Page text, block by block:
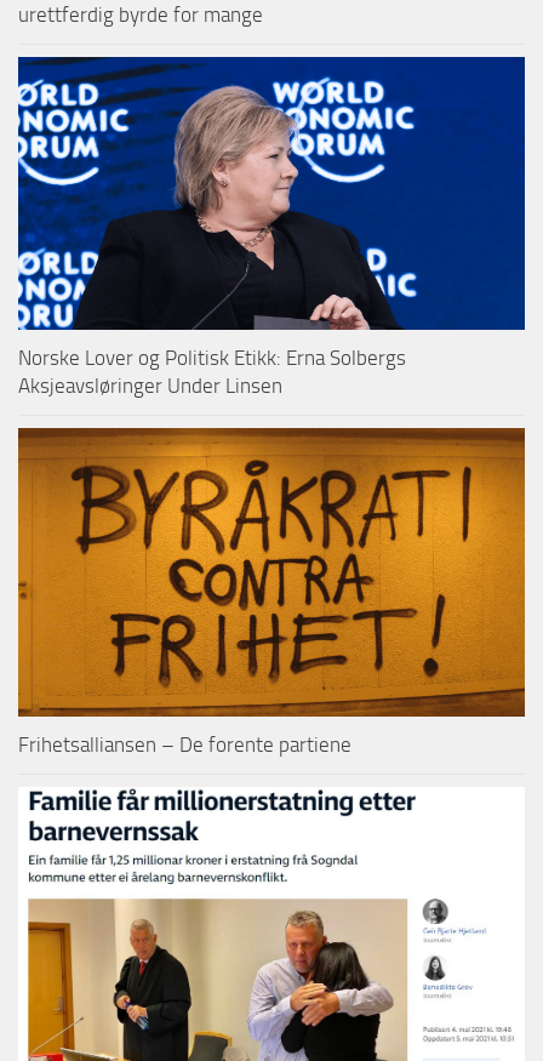
urettferdig byrde for mange
Norske Lover og Politisk Etikk: Erna Solbergs
Aksjeavsløringer Under Linsen
Frihetsalliansen – De forente partiene